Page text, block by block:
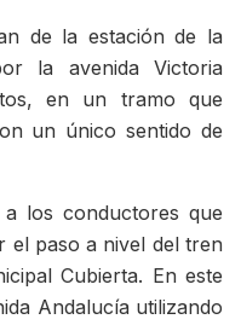
de la estación de la
la avenida Victoria
en un tramo que
un único sentido de
los conductores que
el paso a nivel del tren
Cubierta. En este
Andalucía utilizando